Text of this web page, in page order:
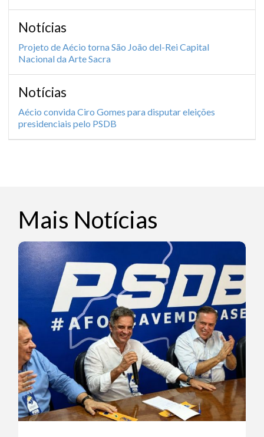
Notícias
Projeto de Aécio torna São João del-Rei Capital
Nacional da Arte Sacra
Notícias
Aécio convida Ciro Gomes para disputar eleições
presidenciais pelo PSDB
Mais Notícias